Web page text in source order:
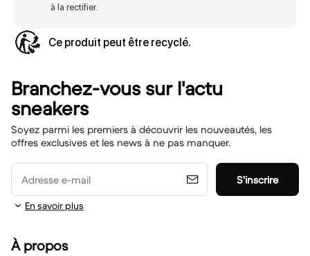
à la rectifier.
Ce produit peut être recyclé.
Branchez-vous sur l'actu
sneakers
Soyez parmi les premiers à découvrir les nouveautés, les
offres exclusives et les news à ne pas manquer.
Adresse e-mail S'inscrire
En savoir plus
À propos